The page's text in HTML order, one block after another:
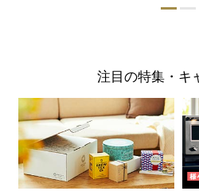
注目の特集・キ